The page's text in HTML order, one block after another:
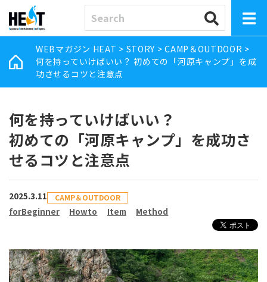
WEBマガジン HEAT > STORY >CAMP＆OUTDOOR >
何を持っていけばいい？ 初めての「河原キャンプ」を成
功させるコツと注意点
何を持っていけばいい？
初めての「河原キャンプ」を成功さ
せるコツと注意点
2025.3.11 CAMP＆OUTDOOR
forBeginner Howto Item Method